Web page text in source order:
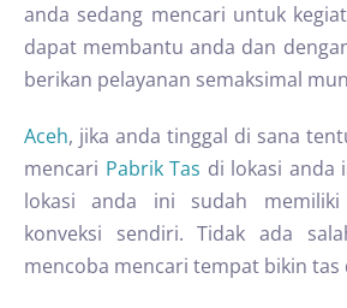
anda sedang mencari untuk
dapat membantu anda dan
berikan pelayanan semaksimal
Aceh, jika anda tinggal di sana
mencari Pabrik Tas di lokasi anda
lokasi anda ini sudah
konveksi sendiri. Tidak ada
mencoba mencari tempat bikin tas